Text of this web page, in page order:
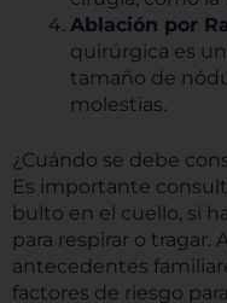
Ablación por
quirúrgica es
tamaño de
molestias.
¿Cuándo se debe
Es importante
bulto en el cuello, si
para respirar o tragar.
antecedentes
factores de riesgo